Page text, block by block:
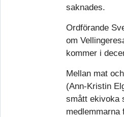
saknades.
Ordförande
om
kommer i
Mellan mat
(Ann-Kristin
smått ekivoka
medlemmarna